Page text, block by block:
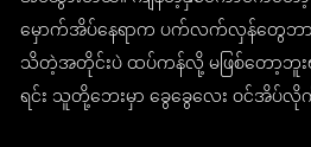
မှောက်အိပ်နေရာက ပက်လက်လှန်တွေဘာ
သိတဲ့အတိုင်းပဲ ထပ်ကန်လို့ မဖြစ်တော့ဘူးဗ
ရင်း သူတို့ဘေးမှာ ခွေခွေလေး ဝင်အိပ်လို